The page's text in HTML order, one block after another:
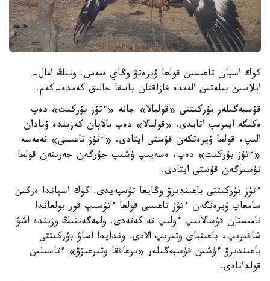
كوك اسپان تاعىسىن قولعا ۇيرەتۋ وڭاي ەمەس. ونىڭ امال-
ايلاسىن بىلەتىن الەمدە قازاقتان باسقا حالىق كەمدە-كەم.
قۇسبەگىلەر بۇركىتتى «قولبالا» جانە «ءتۇز بۇركىت» دەپ
ەكىگە ايىرىپ اتايدى. «قولبالا» دەپ بالاپان كەزىندە ۇيادان
الىپ، قولعا ۇيرەتكەن قۇستى ايتادى. «ءتۇز تاعىسى» نەمەسە
«ءتۇز بۇركىت» دەپ، ەسەيىپ ۇشىپ جۇرگەن جەرىنەن قولعا
تۇسىرگەن قۇستى ايتادى.
ءتۇز بۇركىتتى باعىندىرۋ وڭايعا تۇسپەيدى. كوك اسپاندا ەركىن
سامعاپ ۇيرەنگەن ءتۇز تاعىسى قولعا ءتۇسىپ قور بولعاندا
نامىستان قۇسالانىپ ءولىپ تە كەتەدى. ولمەگەننىڭ وزىندە اشۋ
شاقىرىپ، باعىنباي وتىرىپ الادى. وندايدا اساۋ بۇركىتتى
باعىندىرۋ ءۇشىن قۇسبەگىلەر «ىرعاققا وتىرعىزۋ» ءتاسىلىن
قولدانادى.